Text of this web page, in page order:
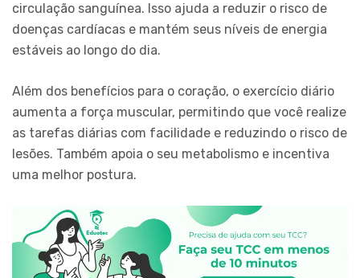
circulação sanguínea. Isso ajuda a reduzir o risco de
doenças cardíacas e mantém seus níveis de energia
estáveis ao longo do dia.
Além dos benefícios para o coração, o exercício diário
aumenta a força muscular, permitindo que você realize
as tarefas diárias com facilidade e reduzindo o risco de
lesões. Também apoia o seu metabolismo e incentiva
uma melhor postura.